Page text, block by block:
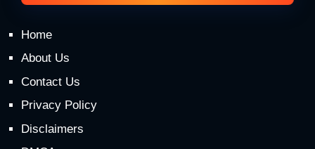
Home
About Us
Contact Us
Privacy Policy
Disclaimers